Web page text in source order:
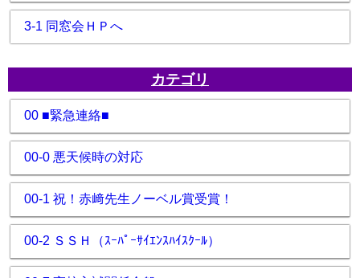
3-1 同窓会ＨＰへ
カテゴリ
00 ■緊急連絡■
00-0 悪天候時の対応
00-1 祝！赤﨑先生ノーベル賞受賞！
00-2 ＳＳＨ（ｽｰﾊﾟｰｻｲｴﾝｽﾊｲｽｸｰﾙ）